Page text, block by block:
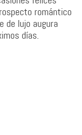
romántico
de lujo augura
días.